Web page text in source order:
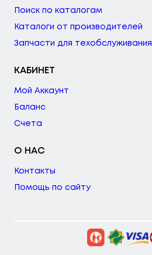
Поиск по каталогам
Каталоги от производителей
Запчасти для техобслуживания
КАБИНЕТ
Мой Аккаунт
Баланс
Счета
О НАС
Контакты
Помощь по сайту